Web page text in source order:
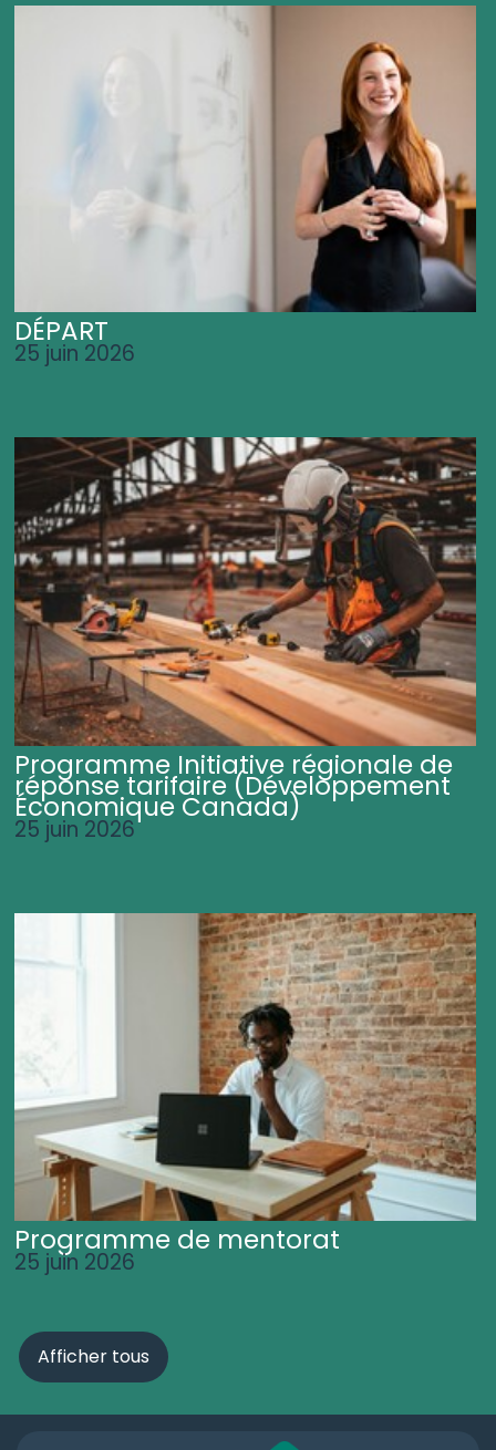
DÉPART
25 juin 2026
Programme Initiative régionale de
réponse tarifaire (Développement
Économique Canada)
25 juin 2026
Programme de mentorat
25 juin 2026
Afficher tous